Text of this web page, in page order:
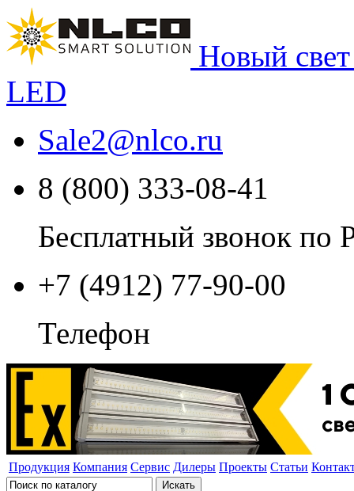
Новый
LED
Sale2@nlco.ru
8 (800) 333-08-41
Бесплатный звонок по
+7 (4912) 77-90-00
Телефон
Продукция Компания Сервис Дилеры Проекты Статьи